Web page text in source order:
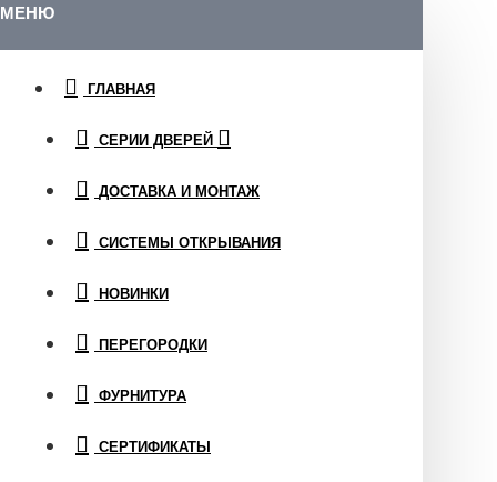
МЕНЮ
ГЛАВНАЯ
СЕРИИ ДВЕРЕЙ
ДОСТАВКА И МОНТАЖ
СИСТЕМЫ ОТКРЫВАНИЯ
НОВИНКИ
ПЕРЕГОРОДКИ
ФУРНИТУРА
СЕРТИФИКАТЫ